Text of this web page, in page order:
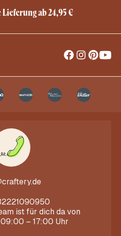
ab 24,95 €
ist für dich da von
– 17:00 Uhr